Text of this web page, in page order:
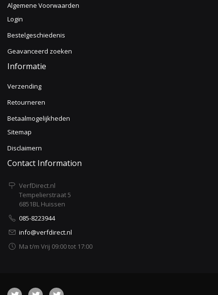
Algemene Voorwaarden
Login
Bestelgeschiedenis
Geavanceerd zoeken
Informatie
Verzending
Retourneren
Betaalmogelijkheden
Sitemap
Disclaimern
Contact Information
VerfDirect.nl
Tempelierstraat 5
6851BL Huissen
085-8223944
info@verfdirect.nl
Ma t/m Vrij 09:00 tot 17:00